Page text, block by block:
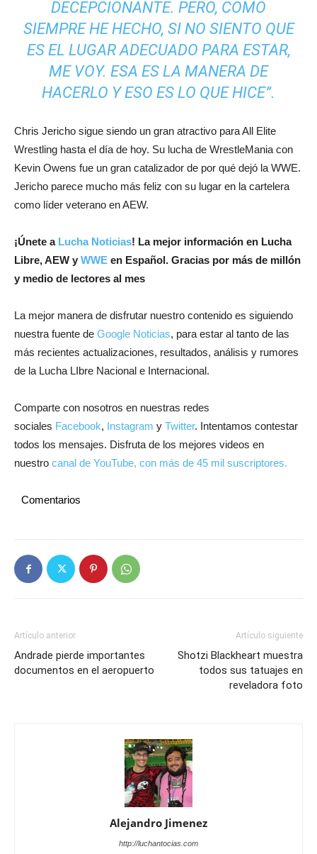
DECEPCIONANTE. PERO, COMO
SIEMPRE HE HECHO, SI NO SIENTO QUE
ES EL LUGAR ADECUADO PARA ESTAR,
ME VOY. ESA ES LA MANERA DE
HACERLO Y ESO ES LO QUE HICE”.
Chris Jericho sigue siendo un gran atractivo para All Elite
Wrestling hasta el día de hoy. Su lucha de WrestleMania con
Kevin Owens fue un gran catalizador de por qué dejó la WWE.
Jericho parece mucho más feliz con su lugar en la cartelera
como líder veterano en AEW.
¡Únete a Lucha Noticias! La mejor información en Lucha
Libre, AEW y WWE en Español. Gracias por más de millón
y medio de lectores al mes
La mejor manera de disfrutar nuestro contenido es siguiendo
nuestra fuente de Google Noticias, para estar al tanto de las
más recientes actualizaciones, resultados, análisis y rumores
de la Lucha LIbre Nacional e Internacional.
Comparte con nosotros en nuestras redes
sociales Facebook, Instagram y Twitter. Intentamos contestar
todos los mensajes. Disfruta de los mejores videos en
nuestro canal de YouTube, con más de 45 mil suscriptores.
Comentarios
Artículo anterior
Andrade pierde importantes
documentos en el aeropuerto
Artículo siguiente
Shotzi Blackheart muestra
todos sus tatuajes en
reveladora foto
Alejandro Jimenez
http://luchantocias.com